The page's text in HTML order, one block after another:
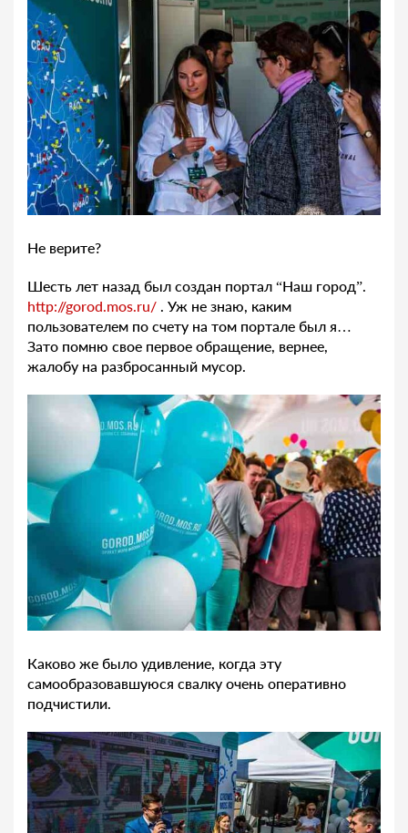
Не верите?
Шесть лет назад был создан портал “Наш город”.
http://gorod.mos.ru/ . Уж не знаю, каким
пользователем по счету на том портале был я…
Зато помню свое первое обращение, вернее,
жалобу на разбросанный мусор.
Каково же было удивление, когда эту
самообразовавшуюся свалку очень оперативно
подчистили.